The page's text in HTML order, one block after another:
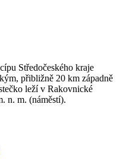
Středočeského kraje
přibližně 20 km západně
leží v Rakovnické
n. m. (náměstí).